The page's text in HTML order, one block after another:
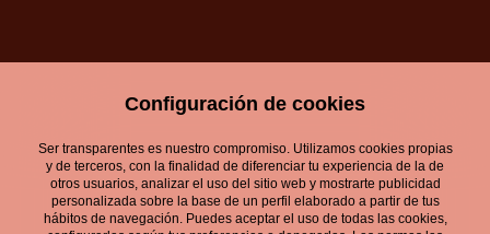
Configuración de cookies
Ser transparentes es nuestro compromiso. Utilizamos cookies propias
y de terceros, con la finalidad de diferenciar tu experiencia de la de
otros usuarios, analizar el uso del sitio web y mostrarte publicidad
personalizada sobre la base de un perfil elaborado a partir de tus
hábitos de navegación. Puedes aceptar el uso de todas las cookies,